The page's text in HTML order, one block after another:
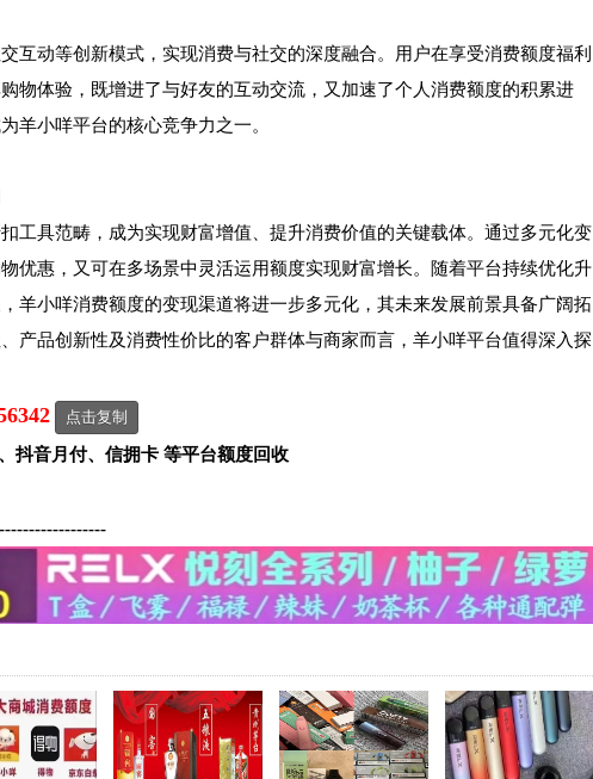
互动等创新模式，实现消费与社交的深度融合。用户在享受消费额度福利
物体验，既增进了与好友的互动交流，又加速了个人消费额度的积累进
羊小咩平台的核心竞争力之一。
工具范畴，成为实现财富增值、提升消费价值的关键载体。通过多元化变
优惠，又可在多场景中灵活运用额度实现财富增长。随着平台持续优化升
羊小咩消费额度的变现渠道将进一步多元化，其未来发展前景具备广阔拓
产品创新性及消费性价比的客户群体与商家而言，羊小咩平台值得深入探
点击复制
抖音月付、信拥卡 等平台额度回收